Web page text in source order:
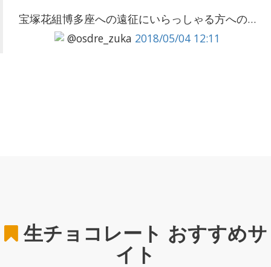
宝塚花組博多座への遠征にいらっしゃる方への…
@osdre_zuka 2018/05/04 12:11
生チョコレート おすすめサ
イト